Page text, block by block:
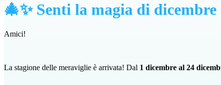
🎄✨ Senti la magia di
Amici!
La stagione delle meraviglie è arrivata! Dal 1 dicembre al 24